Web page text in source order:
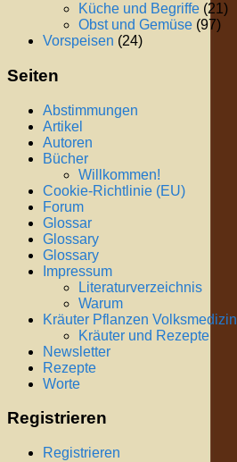
Küche und Begriffe (21)
Obst und Gemüse (97)
Vorspeisen (24)
Seiten
Abstimmungen
Artikel
Autoren
Bücher
Willkommen!
Cookie-Richtlinie (EU)
Forum
Glossar
Glossary
Glossary
Impressum
Literaturverzeichnis
Warum
Kräuter Pflanzen Volksmedizin
Kräuter und Rezepte
Newsletter
Rezepte
Worte
Registrieren
Registrieren